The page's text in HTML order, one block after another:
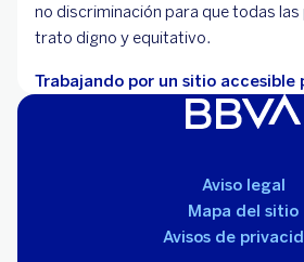
no discriminación para que todas
trato digno y equitativo.
Trabajando por un sitio accesible
Aviso legal
Mapa del sitio
Avisos de